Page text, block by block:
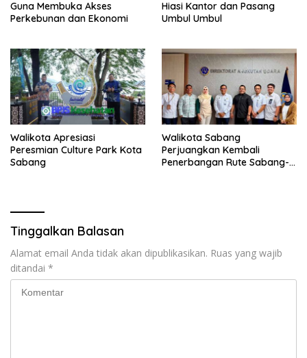
Guna Membuka Akses
Perkebunan dan Ekonomi
Hiasi Kantor dan Pasang
Umbul Umbul
Walikota Apresiasi
Peresmian Culture Park Kota
Sabang
Walikota Sabang
Perjuangkan Kembali
Penerbangan Rute Sabang-
Tinggalkan Balasan
Alamat email Anda tidak akan dipublikasikan. Ruas yang wajib
ditandai *